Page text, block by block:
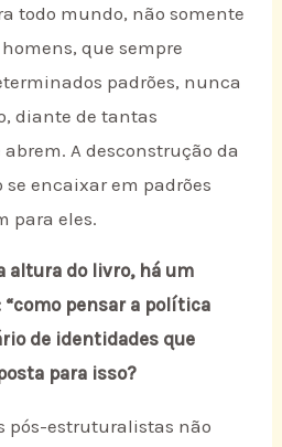
todo mundo, não somente
que sempre
padrões, nunca
diante de tantas
A desconstrução da
se encaixar em padrões
para eles.
altura do livro, há um
pensar a política
de identidades que
para isso?
pós-estruturalistas não